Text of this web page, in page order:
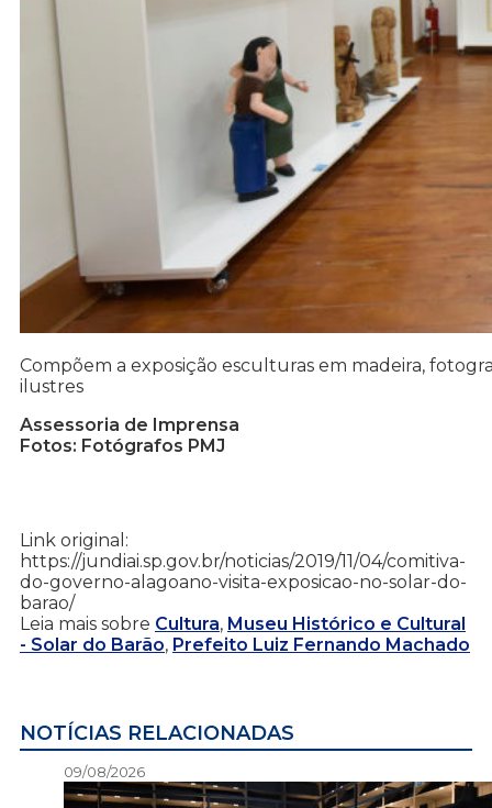
Compõem a exposição esculturas em madeira,
ilustres
Assessoria de Imprensa
Fotos: Fotógrafos PMJ
Link original:
https://jundiai.sp.gov.br/noticias/2019/11/04/comitiva-
do-governo-alagoano-visita-exposicao-no-solar-do-
barao/
Leia mais sobre Cultura, Museu Histórico e Cultural
- Solar do Barão, Prefeito Luiz Fernando Machado
NOTÍCIAS RELACIONADAS
09/08/2026